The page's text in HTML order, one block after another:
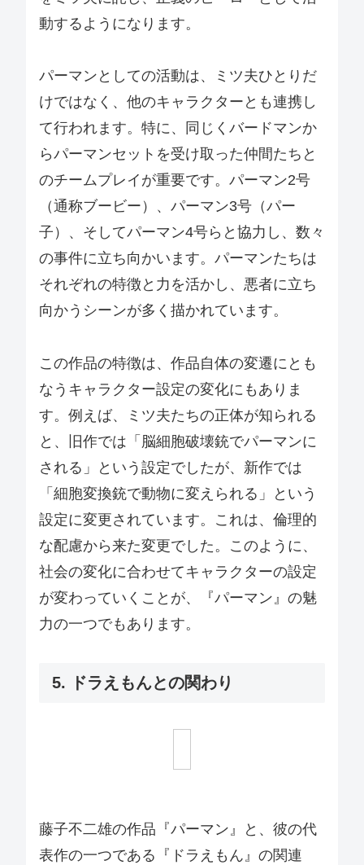
動するようになります。
パーマンとしての活動は、ミツ夫ひとりだ
けではなく、他のキャラクターとも連携し
て行われます。特に、同じくバードマンか
らパーマンセットを受け取った仲間たちと
のチームプレイが重要です。パーマン2号
（通称ブービー）、パーマン3号（パー
子）、そしてパーマン4号らと協力し、数々
の事件に立ち向かいます。パーマンたちは
それぞれの特徴と力を活かし、悪者に立ち
向かうシーンが多く描かれています。
この作品の特徴は、作品自体の変遷にとも
なうキャラクター設定の変化にもありま
す。例えば、ミツ夫たちの正体が知られる
と、旧作では「脳細胞破壊銃でパーマンに
される」という設定でしたが、新作では
「細胞変換銃で動物に変えられる」という
設定に変更されています。これは、倫理的
な配慮から来た変更でした。このように、
社会の変化に合わせてキャラクターの設定
が変わっていくことが、『パーマン』の魅
力の一つでもあります。
5. ドラえもんとの関わり
藤子不二雄の作品『パーマン』と、彼の代
表作の一つである『ドラえもん』の関連